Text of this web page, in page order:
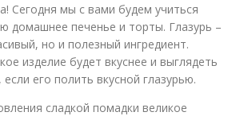
Сегодня мы с вами будем учиться
домашнее печенье и торты. Глазурь –
но и полезный ингредиент.
изделие будет вкуснее и выглядеть
его полить вкусной глазурью.
сладкой помадки великое